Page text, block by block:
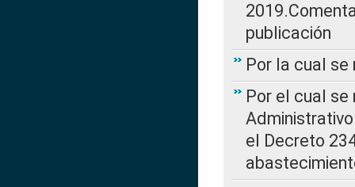
publicación
Por la cual se
Por el cual
el Decreto